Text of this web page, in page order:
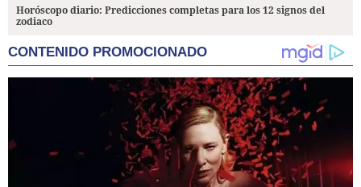
Horóscopo diario: Predicciones completas para los 12 signos del
zodiaco
CONTENIDO PROMOCIONADO